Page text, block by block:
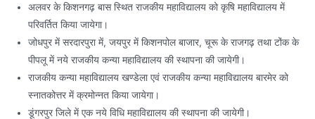
अलवर के किशनगढ़ बास स्थित राजकीय महाविद्यालय को कृषि महाविद्यालय में
परिवर्तित किया जायेगा।
जोधपुर में सरदारपुरा में, जयपुर में किशनपोल बाजार, चूरू के राजगढ़ तथा टोंक के
पीपलू में नये राजकीय कन्या महाविद्यालय की स्थापना की जायेगी।
राजकीय कन्या महाविद्यालय खण्डेला एवं राजकीय कन्या महाविद्यालय बारमेर को
स्नातकोत्तर में क्रमोन्नत किया जायेगा।
डूंगरपुर जिले में एक नये विधि महाविद्यालय की स्थापना की जायेगी।